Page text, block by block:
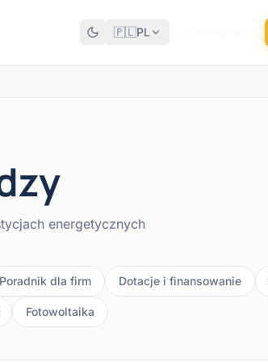
🇵🇱PL
energetycznych
Poradnik dla firm Dotacje i finansowanie
Fotowoltaika